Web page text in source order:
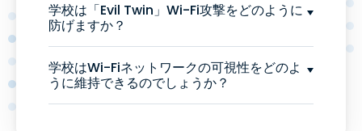
学校は「Evil Twin」Wi-Fi攻撃をどのように
防げますか？
学校はWi-Fiネットワークの可視性をどのよ
うに維持できるのでしょうか？